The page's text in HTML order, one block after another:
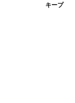
キープ